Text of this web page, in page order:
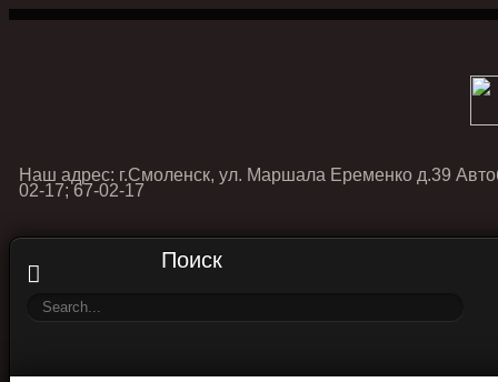
Наш адрес: г.Смоленск, ул. Маршала Еременко д.39
02-17; 67-02-17
Поиск